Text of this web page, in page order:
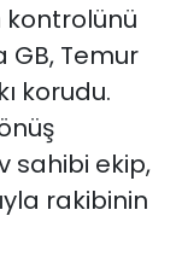
Temur
korudu.
sahibi ekip,
rakibinin